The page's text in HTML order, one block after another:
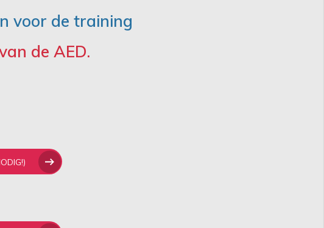
voor de training
de AED.